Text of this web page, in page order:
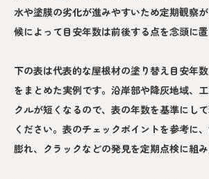
水や塗膜の劣化が進みやすいため定期観察
候によって目安年数は前後する点を念頭に置
下の表は代表的な屋根材の塗り替え目安年
をまとめた実例です。沿岸部や降灰地域、
クルが短くなるので、表の年数を基準にし
ください。表のチェックポイントを参考に
膨れ、クラックなどの発見を定期点検に組み